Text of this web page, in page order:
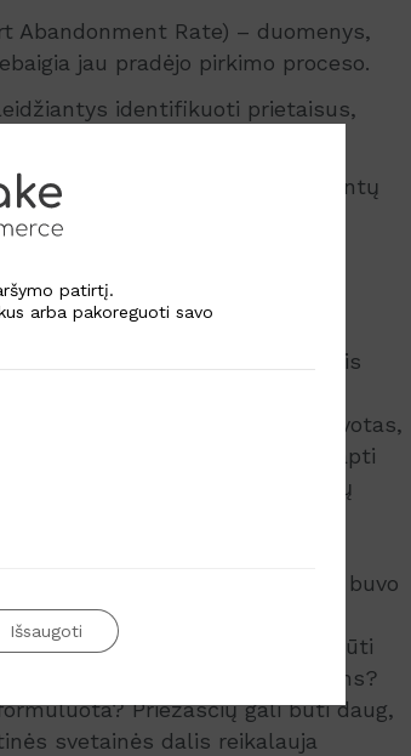
Abandonment Rate) – duomenys,
jau pradėjo pirkimo proceso.
identifikuoti prietaisus,
naršytojai.
parodantys kiek potencialių klientų
puslapį.
elektroninės
pelnas. Būtent todėl didžioji dalis
Žinoma, tikri verslo rykliai
turi būti ne tik gerai apgalvotas,
minėti duomenys gali tapti
parduotuvės pakeitimų
(Bounce Rate). Kaip jau buvo
klientų palieka internetinę
aukštas atmetimo rodiklis gali būti
nėra patogus naršytojams?
Priežasčių gali būti daug,
svetainės dalis reikalauja
patirtį.
arba pakoreguoti savo
Išsaugoti